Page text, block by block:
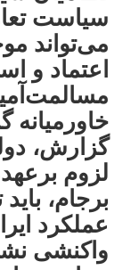
سیاست
می‌تواند
اعتماد و
خاورمیانه
گزارش،
لزوم
برجام،
عملکرد
واکنشی